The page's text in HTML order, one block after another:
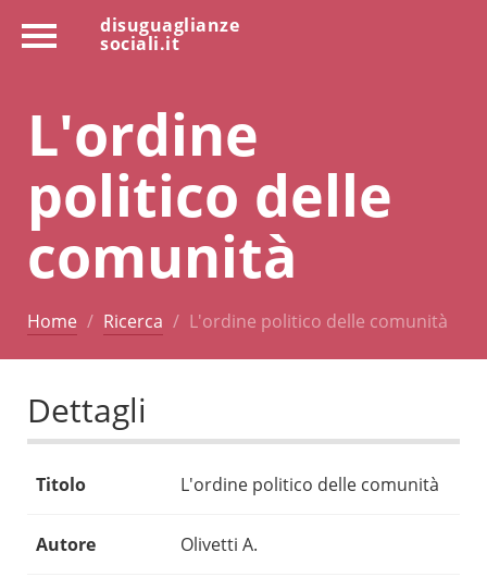
disuguaglianze
sociali.it
L'ordine
politico delle
comunità
Home Ricerca L'ordine politico delle comunità
Dettagli
Titolo L'ordine politico delle comunità
Autore Olivetti A.